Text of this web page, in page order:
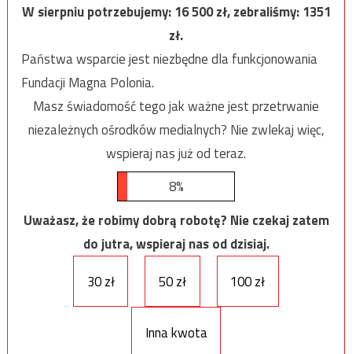
W sierpniu potrzebujemy:16 500zł, zebraliśmy:1351
zł.
Państwa wsparcie jest niezbędne dla funkcjonowania
Fundacji Magna Polonia.
Masz świadomość tego jak ważne jest przetrwanie
niezależnych ośrodków medialnych? Nie zwlekaj więc,
wspieraj nas już od teraz.
8%
Uważasz, że robimy dobrą robotę? Nie czekaj zatem
do jutra, wspieraj nas od dzisiaj.
30 zł
50 zł 100 zł
Inna kwota